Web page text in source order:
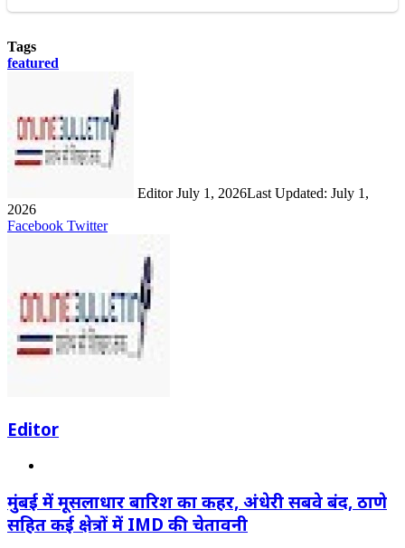
Tags
featured
Editor July 1, 2026Last Updated: July 1,
2026
Facebook TwitterLinkedIn
Share
Print
Editor
मुंबई में मूसलाधार बारिश का कहर, अंधेरी सबवे बंद, ठाणे
सहित कई क्षेत्रों में IMD की चेतावनी